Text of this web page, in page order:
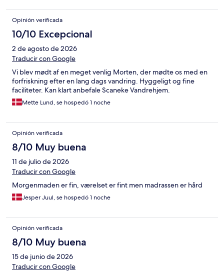
Opinión verificada
10/10 Excepcional
2 de agosto de 2026
Traducir con Google
Vi blev mødt af en meget venlig Morten, der mødte os med en
forfriskning efter en lang dags vandring. Hyggeligt og fine
faciliteter. Kan klart anbefale Scaneke Vandrehjem.
Mette Lund, se hospedó 1 noche
Opinión verificada
8/10 Muy buena
11 de julio de 2026
Traducir con Google
Morgenmaden er fin, værelset er fint men madrassen er hård
Jesper Juul, se hospedó 1 noche
Opinión verificada
8/10 Muy buena
15 de junio de 2026
Traducir con Google